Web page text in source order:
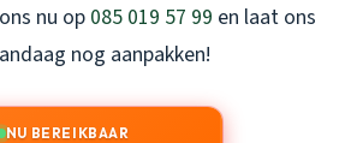
nu op 085 019 57 99 en laat ons
nog aanpakken!
NU BEREIKBAAR